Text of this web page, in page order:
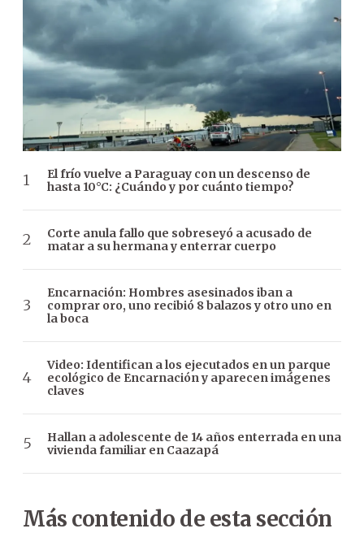
El frío vuelve a Paraguay con un descenso de
hasta 10°C: ¿Cuándo y por cuánto tiempo?
Corte anula fallo que sobreseyó a acusado de
matar a su hermana y enterrar cuerpo
Encarnación: Hombres asesinados iban a
comprar oro, uno recibió 8 balazos y otro uno en
la boca
Video: Identifican a los ejecutados en un parque
ecológico de Encarnación y aparecen imágenes
claves
Hallan a adolescente de 14 años enterrada en una
vivienda familiar en Caazapá
Más contenido de esta sección